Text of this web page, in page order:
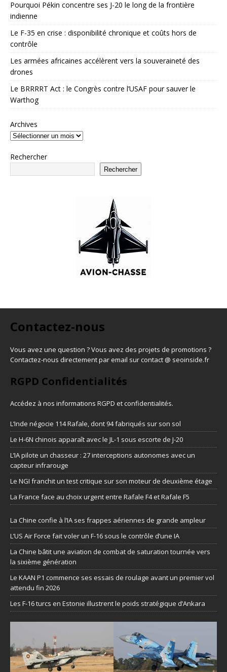
Pourquoi Pékin concentre ses J-20 le long de la frontière
indienne
Le F-35 en crise : disponibilité chronique et coûts hors de
contrôle
Les armées africaines accélèrent vers la souveraineté des
drones
Le BRRRRT Act : le Congrès contre l’USAF pour sauver le
Warthog
Archives
Rechercher
Rechercher
Contactez-nous
Vous avez une question ? Vous avez des projets de promotions ?
Contactez-nous directement par email sur contact @ seoinside.fr
RGPD Confidentialités
Accédez à nos informations RGPD et confidentialités.
L’Inde négocie 114 Rafale, dont 94 fabriqués sur son sol
Le H-6N chinois apparaît avec le JL-1 sous escorte de J-20
L’IA pilote un chasseur : 27 interceptions autonomes avec un
capteur infrarouge
Le NGI franchit un test critique sur son moteur de deuxième étage
La France face au choix urgent entre Rafale F4 et Rafale F5
La Chine confie à l’IA ses frappes aériennes de grande ampleur
L’US Air Force fait voler un F-16 sous le contrôle d’une IA
La Chine bâtit une aviation de combat de saturation tournée vers
la sixième génération
Le KAAN P1 commence ses essais de roulage avant un premier vol
attendu fin 2026
Les F-16 turcs en Estonie illustrent le poids stratégique d’Ankara